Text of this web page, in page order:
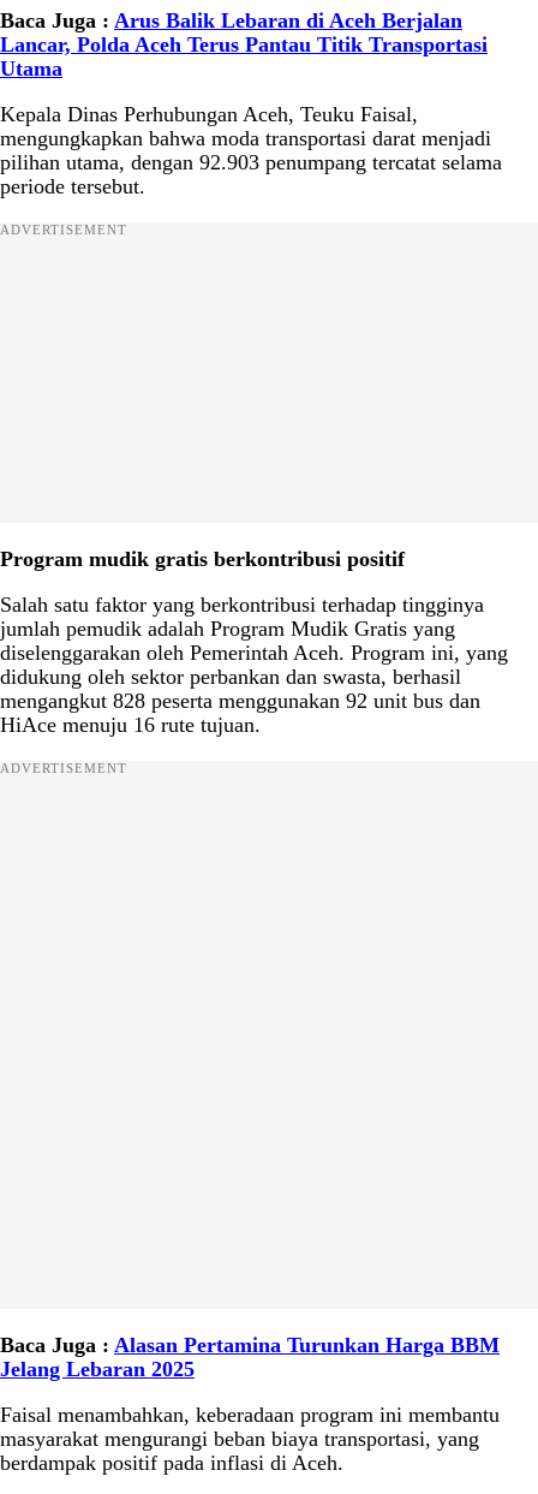
Baca Juga : Arus Balik Lebaran di Aceh Berjalan
Lancar, Polda Aceh Terus Pantau Titik Transportasi
Utama
Kepala Dinas Perhubungan Aceh, Teuku Faisal,
mengungkapkan bahwa moda transportasi darat menjadi
pilihan utama, dengan 92.903 penumpang tercatat selama
periode tersebut.
ADVERTISEMENT
Program mudik gratis berkontribusi positif
Salah satu faktor yang berkontribusi terhadap tingginya
jumlah pemudik adalah Program Mudik Gratis yang
diselenggarakan oleh Pemerintah Aceh. Program ini, yang
didukung oleh sektor perbankan dan swasta, berhasil
mengangkut 828 peserta menggunakan 92 unit bus dan
HiAce menuju 16 rute tujuan.
ADVERTISEMENT
Baca Juga : Alasan Pertamina Turunkan Harga BBM
Jelang Lebaran 2025
Faisal menambahkan, keberadaan program ini membantu
masyarakat mengurangi beban biaya transportasi, yang
berdampak positif pada inflasi di Aceh.